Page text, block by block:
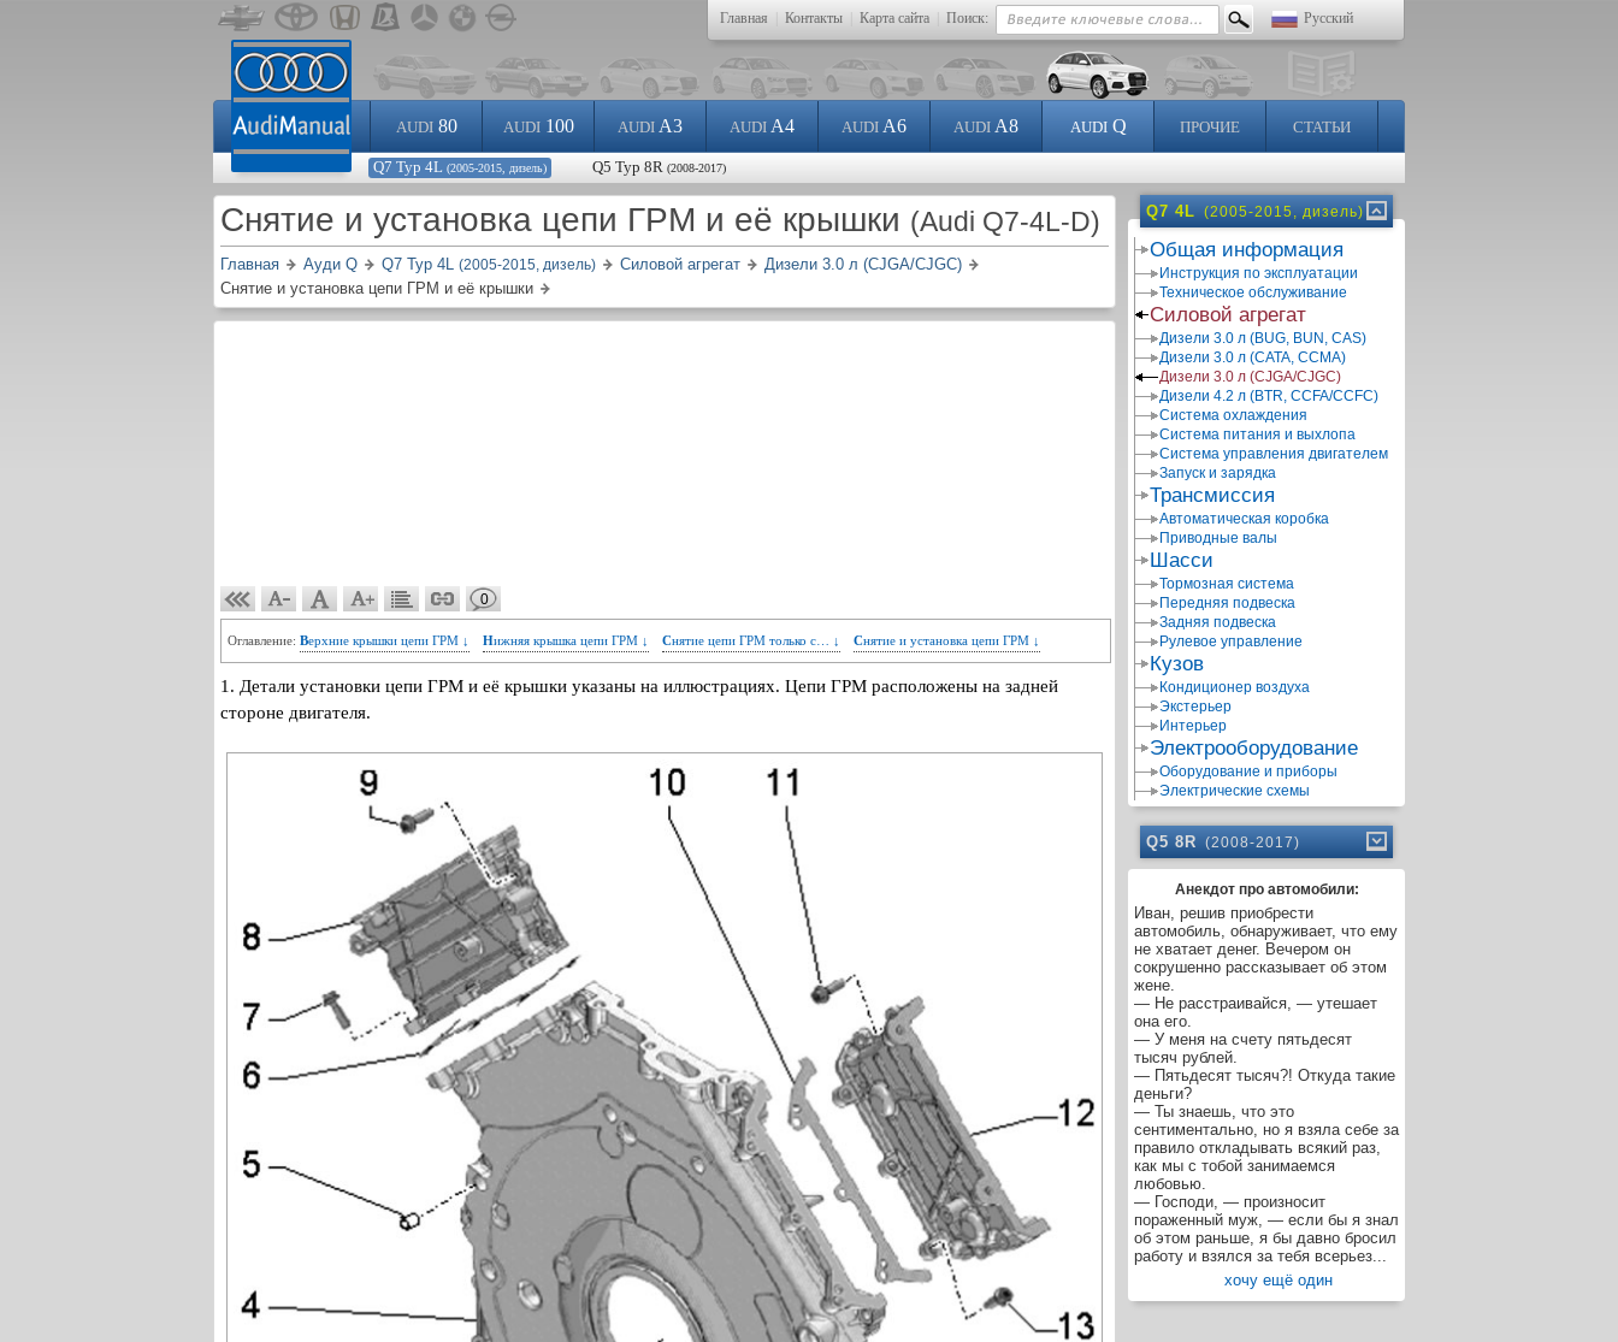
Главная Контакты Карта сайта Поиск: Русский
AUDI80 AUDI100 AUDI A3 AUDI A4 AUDI A6 AUDI A8 AUDIQ ПРОЧИЕ СТАТЬИ
Q7 Typ 4L (2005-2015, дизель) Q5 Typ 8R (2008-2017)
Снятие и установка цепи ГРМ и её крышки (Audi Q7-4L-D)
Главная Ауди Q Q7 Typ 4L (2005-2015, дизель) Силовой агрегат
Дизели 3.0 л (CJGA/CJGC)
Снятие и установка цепи ГРМ и её крышки
0
Оглавление: Верхние крышки цепи ГРМ ↓ Нижняя крышка цепи ГРМ ↓ Снятие цепи ГРМ только с… ↓ Снятие и установка цепи ГРМ ↓
1. Детали установки цепи ГРМ и её крышки указаны на иллюстрациях. Цепи ГРМ расположены на задней
стороне двигателя.
Q7 4L (2005-2015, дизель)
Общая информация
Инструкция по эксплуатации
Техническое обслуживание
Силовой агрегат
Дизели 3.0 л (BUG, BUN, CAS)
Дизели 3.0 л (CATA, CCMA)
Дизели 3.0 л (CJGA/CJGC)
Дизели 4.2 л (BTR, CCFA/CCFC)
Система охлаждения
Система питания и выхлопа
Система управления двигателем
Запуск и зарядка
Трансмиссия
Автоматическая коробка
Приводные валы
Шасси
Тормозная система
Передняя подвеска
Задняя подвеска
Рулевое управление
Кузов
Кондиционер воздуха
Экстерьер
Интерьер
Электрооборудование
Оборудование и приборы
Электрические схемы
Q5 8R (2008-2017)
Анекдот про автомобили:
Иван, решив приобрести
автомобиль, обнаруживает, что ему
не хватает денег. Вечером он
сокрушенно рассказывает об этом
жене.
— Не расстраивайся, — утешает
она его.
— У меня на счету пятьдесят
тысяч рублей.
— Пятьдесят тысяч?! Откуда такие
деньги?
— Ты знаешь, что это
сентиментально, но я взяла себе за
правило откладывать всякий раз,
как мы с тобой занимаемся
любовью.
— Господи, — произносит
пораженный муж, — если бы я знал
об этом раньше, я бы давно бросил
работу и взялся за тебя всерьез...
хочу ещё один